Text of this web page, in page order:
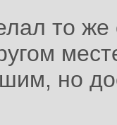
то же
но